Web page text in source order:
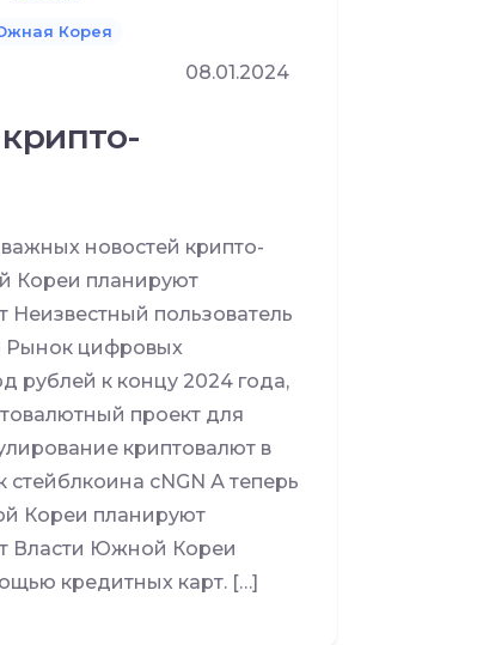
Корея
08.01.2024
новостей крипто-
Кореи планируют
Неизвестный пользователь
Рынок цифровых
рублей к концу 2024 года,
проект для
криптовалют в
cNGN А теперь
Кореи планируют
Власти Южной Кореи
кредитных карт. […]